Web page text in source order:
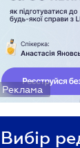
Реклама
Вибір